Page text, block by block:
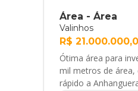
Área - Área
Valinhos
R$
Ótima área para
mil metros de área,
rápido a